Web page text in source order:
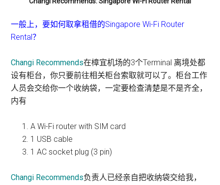
一般上，要如何取拿租借的Singapore Wi-Fi Router
Rental？
Changi Recommends在樟宜机场的3个Terminal 离境处都
设有柜台，你只要前往相关柜台索取就可以了。柜台工作
人员会交给你一个收纳袋，一定要检查清楚是不是齐全，
内有
A Wi-Fi router with SIM card
1 USB cable
1 AC socket plug (3 pin)
Changi Recommends负责人已经亲自把收纳袋交给我，